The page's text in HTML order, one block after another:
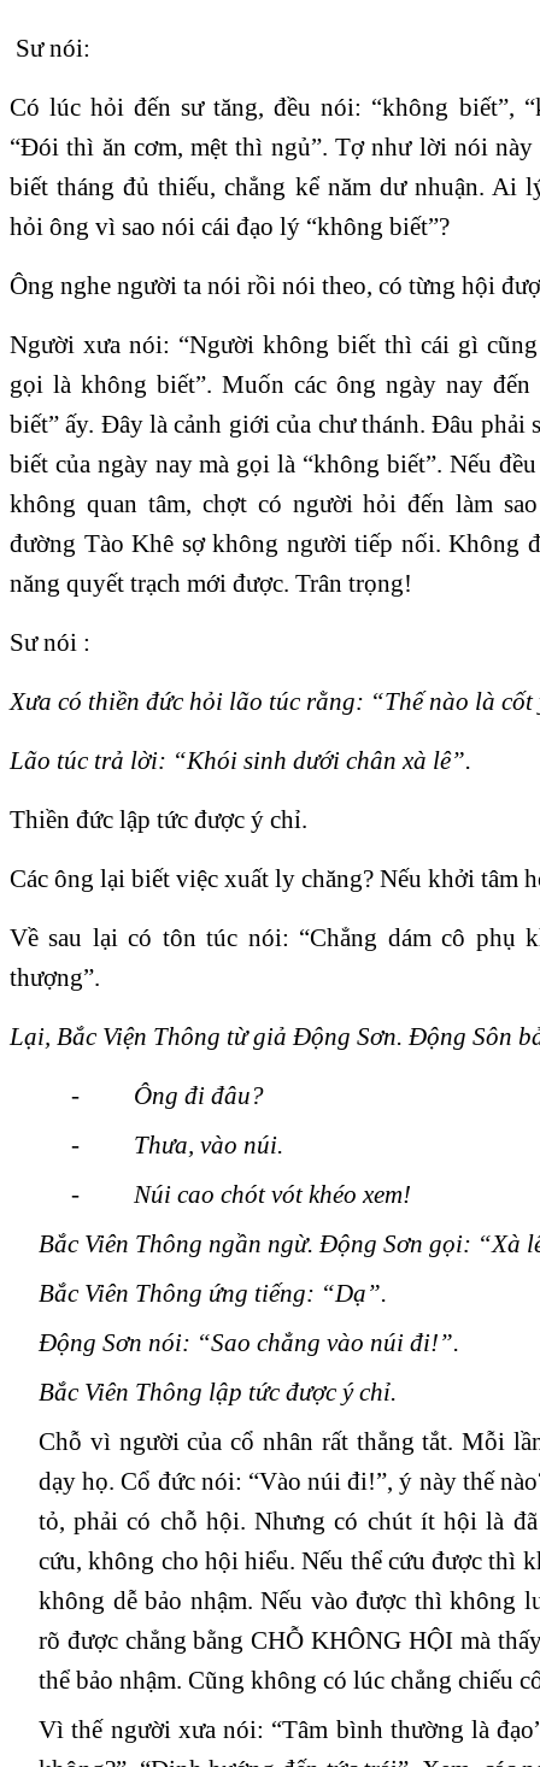
Sư nói:
Có lúc hỏi đến sư tăng, đều nói: “không biết”,
“Đói thì ăn cơm, mệt thì ngủ”. Tợ như lời nói này
biết tháng đủ thiếu, chẳng kể năm dư nhuận. Ai
hỏi ông vì sao nói cái đạo lý “không biết”?
Ông nghe người ta nói rồi nói theo, có từng hội
Người xưa nói: “Người không biết thì cái gì
gọi là không biết”. Muốn các ông ngày nay
biết” ấy. Đây là cảnh giới của chư thánh. Đâu phải
biết của ngày nay mà gọi là “không biết”. Nếu
không quan tâm, chợt có người hỏi đến làm
đường Tào Khê sợ không người tiếp nối. Không
năng quyết trạch mới được. Trân trọng!
Sư nói :
Xưa có thiền đức hỏi lão túc rằng: “Thế nào là cốt
Lão túc trả lời: “Khói sinh dưới chân xà lê”.
Thiền đức lập tức được ý chỉ.
Các ông lại biết việc xuất ly chăng? Nếu khởi tâm
Về sau lại có tôn túc nói: “Chẳng dám cô phụ
thượng”.
Lại, Bắc Viện Thông từ giả Động Sơn. Động Sôn
-
Ông đi đâu?
-
Thưa, vào núi.
-
Núi cao chót vót khéo xem!
Bắc Viên Thông ngần ngừ. Động Sơn gọi: “Xà
Bắc Viên Thông ứng tiếng: “Dạ”.
Động Sơn nói: “Sao chẳng vào núi đi!”.
Bắc Viên Thông lập tức được ý chỉ.
Chỗ vì người của cổ nhân rất thẳng tắt. Mỗi
dạy họ. Cổ đức nói: “Vào núi đi!”, ý này thế
tỏ, phải có chỗ hội. Nhưng có chút ít hội là
cứu, không cho hội hiểu. Nếu thể cứu được thì
không dễ bảo nhậm. Nếu vào được thì không
rõ được chẳng bằng CHỖ KHÔNG HỘI mà
thể bảo nhậm. Cũng không có lúc chẳng chiếu
Vì thế người xưa nói: “Tâm bình thường là